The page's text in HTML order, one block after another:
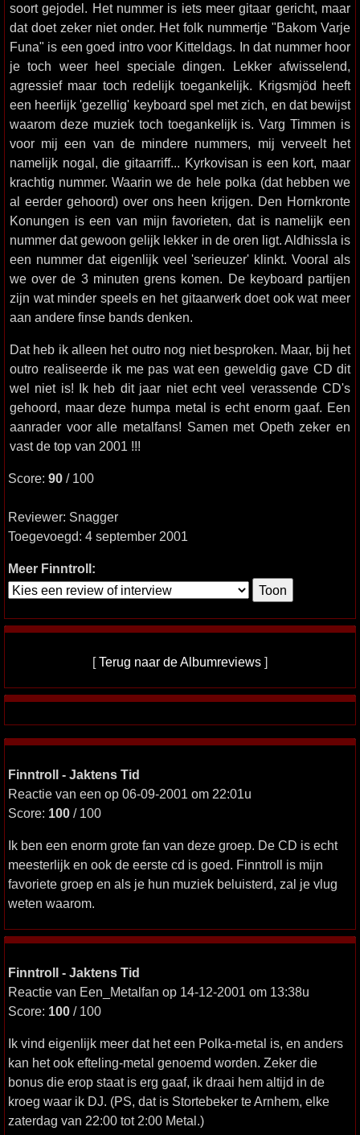
soort gejodel. Het nummer is iets meer gitaar gericht, maar
dat doet zeker niet onder. Het folk nummertje "Bakom Varje
Funa" is een goed intro voor Kitteldags. In dat nummer hoor
je toch weer heel speciale dingen. Lekker afwisselend,
agressief maar toch redelijk toegankelijk. Krigsmjöd heeft
een heerlijk 'gezellig' keyboard spel met zich, en dat bewijst
waarom deze muziek toch toegankelijk is. Varg Timmen is
voor mij een van de mindere nummers, mij verveelt het
namelijk nogal, die gitaarriff... Kyrkovisan is een kort, maar
krachtig nummer. Waarin we de hele polka (dat hebben we
al eerder gehoord) over ons heen krijgen. Den Hornkronte
Konungen is een van mijn favorieten, dat is namelijk een
nummer dat gewoon gelijk lekker in de oren ligt. Aldhissla is
een nummer dat eigenlijk veel 'serieuzer' klinkt. Vooral als
we over de 3 minuten grens komen. De keyboard partijen
zijn wat minder speels en het gitaarwerk doet ook wat meer
aan andere finse bands denken.
Dat heb ik alleen het outro nog niet besproken. Maar, bij het
outro realiseerde ik me pas wat een geweldig gave CD dit
wel niet is! Ik heb dit jaar niet echt veel verassende CD's
gehoord, maar deze humpa metal is echt enorm gaaf. Een
aanrader voor alle metalfans! Samen met Opeth zeker en
vast de top van 2001 !!!
Score: 90 / 100
Reviewer: Snagger
Toegevoegd: 4 september 2001
Meer Finntroll:
[Terug naar de Albumreviews ]
Finntroll - Jaktens Tid
Reactie van een op 06-09-2001 om 22:01u
Score: 100 / 100
Ik ben een enorm grote fan van deze groep. De CD is echt
meesterlijk en ook de eerste cd is goed. Finntroll is mijn
favoriete groep en als je hun muziek beluisterd, zal je vlug
weten waarom.
Finntroll - Jaktens Tid
Reactie van Een_Metalfan op 14-12-2001 om 13:38u
Score: 100 / 100
Ik vind eigenlijk meer dat het een Polka-metal is, en anders
kan het ook efteling-metal genoemd worden. Zeker die
bonus die erop staat is erg gaaf, ik draai hem altijd in de
kroeg waar ik DJ. (PS, dat is Stortebeker te Arnhem, elke
zaterdag van 22:00 tot 2:00 Metal.)